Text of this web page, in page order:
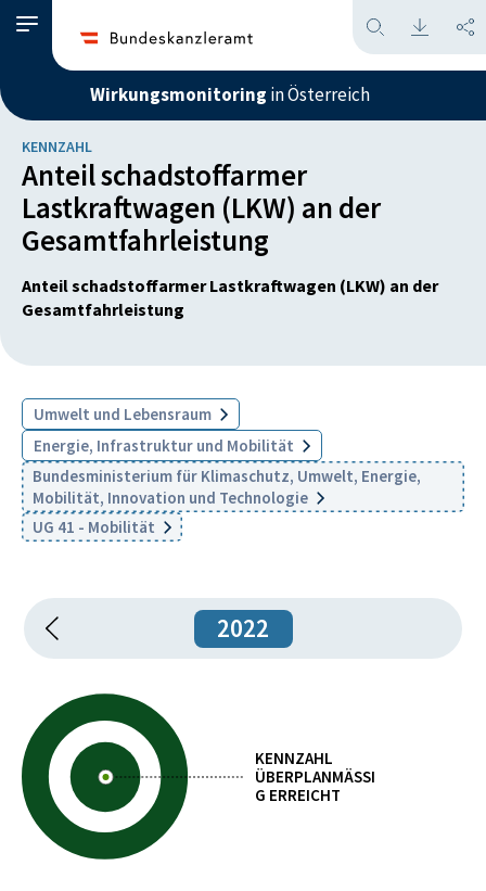
Wirkungsmonitoring in Österreich
KENNZAHL
Anteil schadstoffarmer
Lastkraftwagen (LKW) an der
Gesamtfahrleistung
Anteil schadstoffarmer Lastkraftwagen (LKW) an der
Gesamtfahrleistung
Umwelt und Lebensraum
Energie, Infrastruktur und Mobilität
Bundesministerium für Klimaschutz, Umwelt, Energie,
Mobilität, Innovation und Technologie
UG 41 - Mobilität
2022
KENNZAHL
ÜBERPLANMÄSSIG
ERREICHT